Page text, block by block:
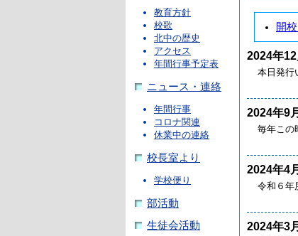
教育方針
校歌
北中の歴史
アクセス
年間行事予定表
ニュース・連絡
年間行事
コロナ関連
休業中の連絡
校長室より
学校便り
部活動
生徒会活動
開
2024年
本日発行
2024年9
毎年この
2024年4
令和６年
2024年3